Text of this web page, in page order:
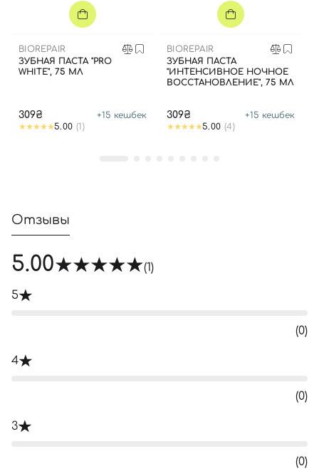
BIOREPAIR
ЗУБНАЯ ПАСТА "PRO
WHITE", 75 МЛ
309₴ +15 кешбек
5.00 (1)
BIOREPAIR
ЗУБНАЯ ПАСТА
"ИНТЕНСИВНОЕ НОЧНОЕ
ВОССТАНОВЛЕНИЕ", 75 МЛ
309₴ +15 кешбек
5.00 (4)
Отзывы
5.00 (1)
5
(0)
4
(0)
3
(0)